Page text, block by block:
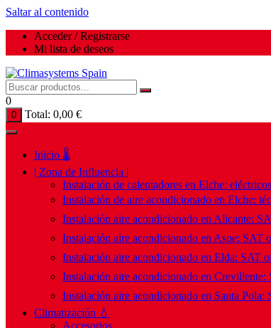
Saltar al contenido
Acceder / Registrarse
Mi lista de deseos
0
0 Total: 0,00 €
Inicio 🌡️
| Zona de Influencia |
Instalación de calentadores en Elche:
Instalación de aire acondicionado en Elche:
Instalación aire acondicionado en Alicante:
Instalación aire acondicionado en Aspe: SAT
Instalación aire acondicionado en Elda: SAT
Instalación aire acondicionado en
Instalación aire acondicionado en Santa
Climatización 💧
Accesorios